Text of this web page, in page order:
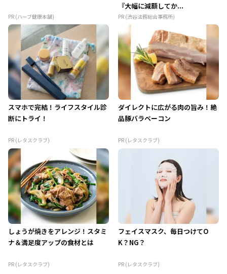
PR (ハーブ健康本舗)
『大幅に減額してか...
PR (渋谷法務総合事務所)
スマホで完結！ライフスタイル診
断にトライ！
PR (レタスクラブ)
ダイレクトに広がる肉の旨み！絶
品豚バラベーコン
PR (レタスクラブ)
しょうが焼きをアレンジ！スタミ
ナ＆満足度アップの食材とは
PR (レタスクラブ)
フェイスマスク、毎日つけてO
K？NG？
PR (レタスクラブ)